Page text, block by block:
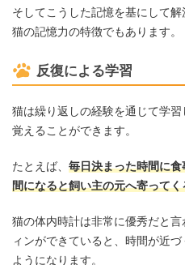
そしてこうした記憶を基にして解
猫の記憶力の特徴でもあります。
反復による学習
猫は繰り返しの経験を通じて学
覚えることができます。
たとえば、 毎日決まった時間に
間になると飼い主の元へ寄って
猫の体内時計は非常に優秀だと
ィンができていると、時間が近
ようになります。